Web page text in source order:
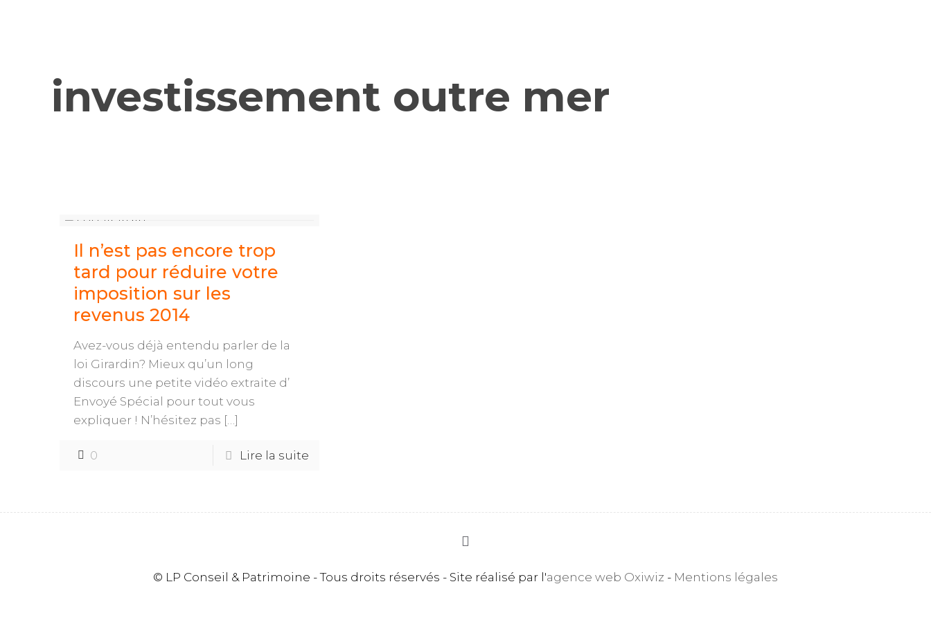
investissement outre mer
Il n’est pas encore trop
tard pour réduire votre
imposition sur les
revenus 2014
Avez-vous déjà entendu parler de la
loi Girardin? Mieux qu’un long
discours une petite vidéo extraite d’
Envoyé Spécial pour tout vous
expliquer ! N’hésitez pas […]
0 Lire la suite
© LP Conseil & Patrimoine - Tous droits réservés - Site réalisé par l'agence web Oxiwiz - Mentions légales